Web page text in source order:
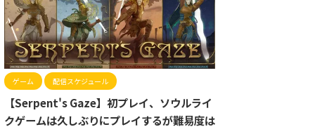
ゲーム 配信スケジュール
【Serpent's Gaze】初プレイ、ソウルライ
クゲームは久しぶりにプレイするが難易度は